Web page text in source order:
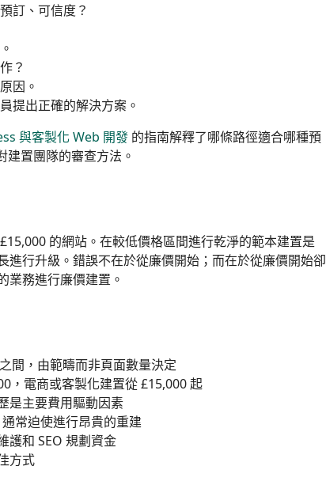
訂、可信度？
？
因。
提出正確的解決方案。
與客製化 Web 開發 的指南解釋了哪條路徑適合哪種預
置團隊的審查方法。
的網站。在較低價格區間進行乾淨的範本建置是
行升級。錯誤不在於從廉價開始；而在於從廉價開始卻
業務進行廉價建置。
間，由範疇而非頁面數量決定
，電商或客製化建置從 £15,000 起
是主要費用驅動因素
常迫使進行昂貴的重建
護和 SEO 規劃資金
方式